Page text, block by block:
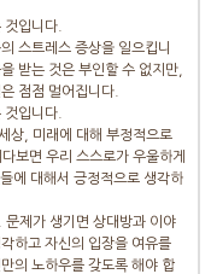
입니다.
스트레스 증상을 일으킵니
받는 것은 부인할 수 없지만,
점점 멀어집니다.
입니다.
상, 미래에 대해 부정적으로
보면 우리 스스로가 우울하게
에 대해서 긍정적으로 생각하
문제가 생기면 상대방과 이야
하고 자신의 입장을 여유를
의 노하우를 갖도록 해야 합